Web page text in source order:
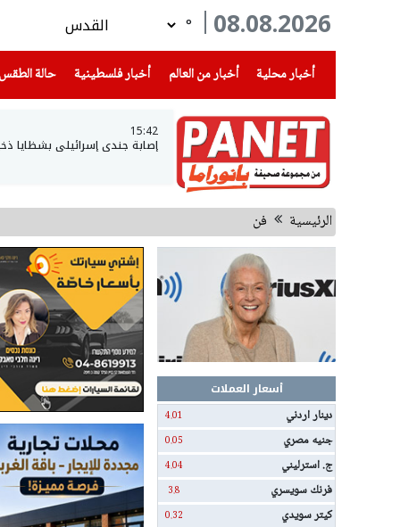
08.08.2026
°
أخبار محلية
(current) أخبار من العالم أخبار فلسطينية(current) حالة الطقس
15:42
إصابة جندي إسرائيلي بشظايا
الرئيسية فن
أسعار العملات
دينار اردني
4.01
جنيه مصري 0.05
ج. استرليني 4.04
فرنك سويسري 3.8
كيتر سويدي 0.32